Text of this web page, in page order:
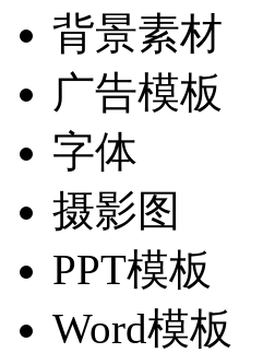
背景素材
广告模板
字体
摄影图
PPT模板
Word模板